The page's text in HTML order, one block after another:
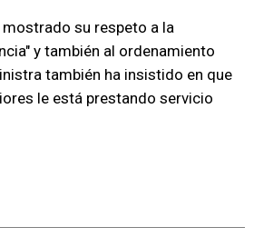
su respeto a la
y también al ordenamiento
también ha insistido en que
le está prestando servicio